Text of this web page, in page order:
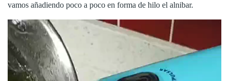
vamos añadiendo poco a poco en forma de hilo el alnibar.